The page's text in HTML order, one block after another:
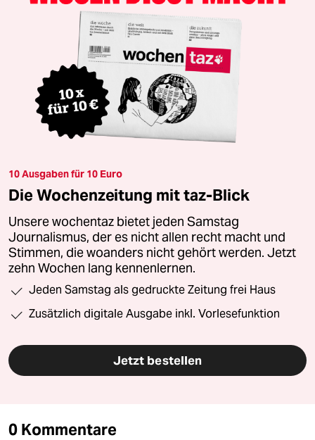
10 Ausgaben für 10 Euro
Die Wochenzeitung mit taz-Blick
Unsere wochentaz bietet jeden Samstag
Journalismus, der es nicht allen recht macht und
Stimmen, die woanders nicht gehört werden. Jetzt
zehn Wochen lang kennenlernen.
Jeden Samstag als gedruckte Zeitung frei Haus
Zusätzlich digitale Ausgabe inkl. Vorlesefunktion
Jetzt bestellen
0 Kommentare